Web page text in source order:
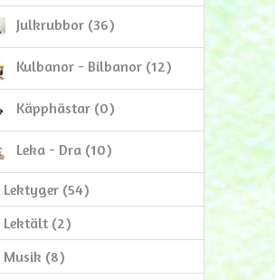
Julkrubbor (36)
Kulbanor - Bilbanor (12)
Käpphästar (0)
Leka - Dra (10)
Lektyger (54)
Lektält (2)
Musik (8)